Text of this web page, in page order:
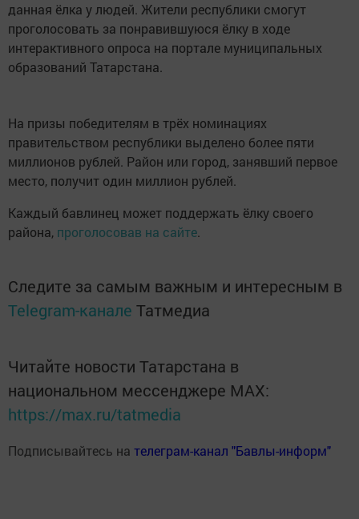
данная ёлка у людей. Жители республики смогут
проголосовать за понравившуюся ёлку в ходе
интерактивного опроса на портале муниципальных
образований Татарстана.
На призы победителям в трёх номинациях
правительством республики выделено более пяти
миллионов рублей. Район или город, занявший первое
место, получит один миллион рублей.
Каждый бавлинец может поддержать ёлку своего
района, проголосовав на сайте.
Следите за самым важным и интересным в
Telegram-канале Татмедиа
Читайте новости Татарстана в
национальном мессенджере MАХ:
https://max.ru/tatmedia
Подписывайтесь на телеграм-канал "Бавлы-информ"